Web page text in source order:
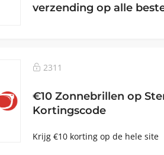
verzending op alle
2311
€10 Zonnebrillen op
Kortingscode
Krijg €10 korting op de hele site